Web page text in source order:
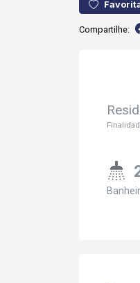
Compartilhe: